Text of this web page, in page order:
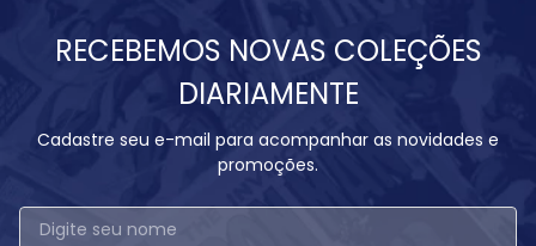
RECEBEMOS NOVAS COLEÇÕES
DIARIAMENTE
Cadastre seu e-mail para acompanhar as novidades e
promoções.